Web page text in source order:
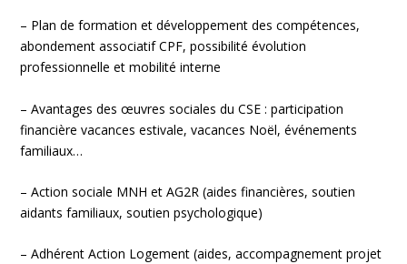
– Plan de formation et développement des compétences,
abondement associatif CPF, possibilité évolution
professionnelle et mobilité interne
– Avantages des œuvres sociales du CSE : participation
financière vacances estivale, vacances Noël, événements
familiaux…
– Action sociale MNH et AG2R (aides financières, soutien
aidants familiaux, soutien psychologique)
– Adhérent Action Logement (aides, accompagnement projet